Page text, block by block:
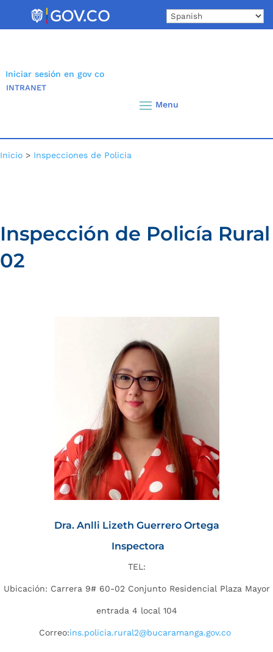
Iniciar sesión en gov co
INTRANET
Inicio > Inspecciones de Policia
Inspección de Policía Rural
02
Dra. Anlli Lizeth Guerrero Ortega
Inspectora
TEL:
Ubicación: Carrera 9# 60-02 Conjunto Residencial Plaza Mayor
entrada 4 local 104
Correo:ins.policia.rural2@bucaramanga.gov.co